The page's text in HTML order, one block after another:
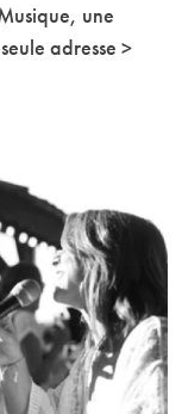
une
adresse >